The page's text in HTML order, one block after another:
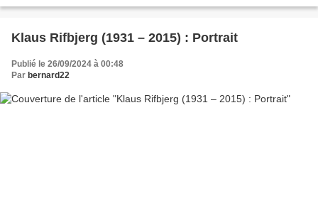
Klaus Rifbjerg (1931 – 2015) : Portrait
Publié le 26/09/2024 à 00:48
Par bernard22